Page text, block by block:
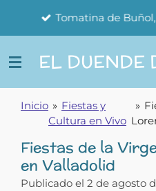
principal
Tomatina de
EL DUENDE
Inicio » Fiestas y
Cultura en Vivo
»
Fiestas de la
en Valladolid
Publicado el 2 de agosto